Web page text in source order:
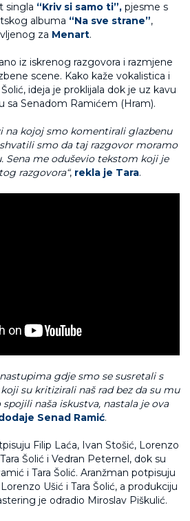
singla “Kriv si samo ti”,pjesme s
albuma “Na sve strane”,
za Menart.
iz iskrenog razgovora i razmjene
scene. Kako kaže vokalistica i
ideja je proklijala dok je uz kavu
sa Senadom Ramićem (Hram).
na kojoj smo komentirali glazbenu
smo da taj razgovor moramo
Sena me oduševio tekstom koji je
razgovora“, rekla je Tara.
gdje smo se susretali s
su kritizirali naš rad bez da su mu
naša iskustva, nastala je ova
Senad Ramić.
Filip Laća, Ivan Stošić, Lorenzo
Šolić i Vedran Peternel, dok su
i Tara Šolić. Aranžman potpisuju
Ušić i Tara Šolić, a produkciju
je odradio Miroslav Piškulić.